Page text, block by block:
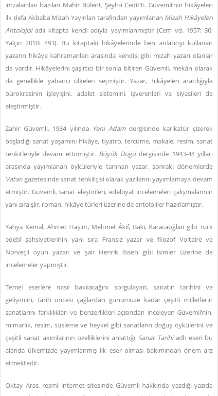
imzalardan bazıları Mahir Bülent, Şeyh-i Cedit’ti. Güvemli’nin hikâyeleri
ilk defa Akbaba Mizah Yayınları tarafından yayımlanan Mizah Hikâyeleri
Antolojisiadlı kitapta kendi adıyla yayımlanmıştır (Cem vd. 1957: 36;
Yalçın 2010: 493). Bu kitaptaki hikâyelerinde ben anlatıcıyı kullanan
yazarın hikâye kahramanları arasında kendisi gibi mizah yazarı olanlar
da vardır. Hikâyelerini şaşırtıcı bir sonla bitiren Güvemli, mekân olarak
da genellikle yabancı ülkeleri seçmiştir. Yazar, hikâyeleri aracılığıyla
bürokrasinin işleyişini, adalet sistemini, işverenleri ve siyasileri de
eleştirmiştir.
Zahir Güvemli, 1934 yılında Yeni Adamdergisinde karikatür çizerek
başladığı sanat yaşamını hikâye, tiyatro, tercüme, makale, resim, sanat
tenkitleriyle devam ettirmiştir. Büyük Doğudergisinde 1943-44 yılları
arasında yayımlanan öyküleriyle tanınan yazar, sonraki dönemlerde
Vatan gazetesinde sanat tenkitçisi olarak yazılarını yayımlamaya devam
etmiştir. Güvemli, sanat eleştirileri, edebiyat incelemeleri çalışmalarının
yanı sıra şiir, roman, hikâye türleri üzerine de antolojiler hazırlamıştır.
Yahya Kemal, Ahmet Haşim, Mehmet Âkif, Baki, Karacaoğlan gibi Türk
edebî şahsiyetlerinin yanı sıra Fransız yazar ve filozof Voltaire ve
Norveçli oyun yazarı ve şair Henrik Ibsen gibi isimler üzerine de
incelemeler yapmıştır.
Temel eserlere nasıl bakılacağını sorgulayan, sanatın tarihini ve
gelişimini, tarih öncesi çağlardan günümüze kadar çeşitli milletlerin
sanatlarını farklılıkları ve benzerlikleri açısından inceleyen Güvemli’nin,
mimarlık, resim, süsleme ve heykel gibi sanatların doğuş öykülerini ve
çeşitli sanat akımlarının özelliklerini anlattığı Sanat Tarihiadlı eseri bu
alanda ülkemizde yayımlanmış ilk eser olması bakımından önem arz
etmektedir.
Oktay Aras, resmi internet sitesinde Güvemli hakkında yazdığı yazıda